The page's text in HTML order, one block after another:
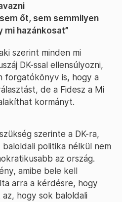
őt, sem semmilyen
hazánkosat”
szerint minden mi
DK-ssal ellensúlyozni,
forgatókönyv is, hogy a
de a Fidesz a Mi
kormányt.
szerinte a DK-ra,
politika nélkül nem
az ország.
amibe bele kell
arra a kérdésre, hogy
hogy sok baloldali